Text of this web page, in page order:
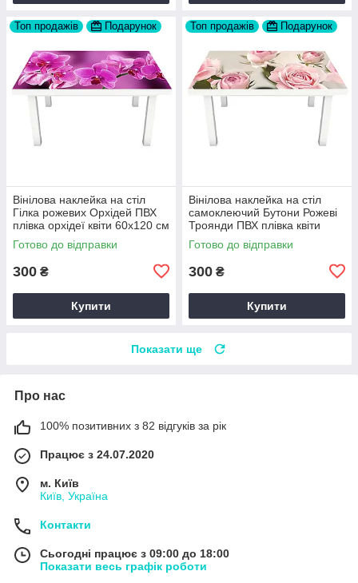
Топ продажів Подарунок
Вінілова наклейка на стіл
Гілка рожевих Орхідей ПВХ
плівка орхідеї квіти 60х120 см
Happy Pocket Z180579
Готово до відправки
300 ₴
Купити
Топ продажів Подарунок
Вінілова наклейка на стіл
самоклеючий Бутони Рожеві
Троянди ПВХ плівка квіти
60х120 см Happy Pocket
Z180589
Готово до відправки
300 ₴
Купити
Показати ще
Про нас
100% позитивних з 82 відгуків за рік
Працює з 24.07.2020
м. Київ
Київ, Україна
Контакти
Сьогодні працює з 09:00 до 18:00
Показати весь графік роботи